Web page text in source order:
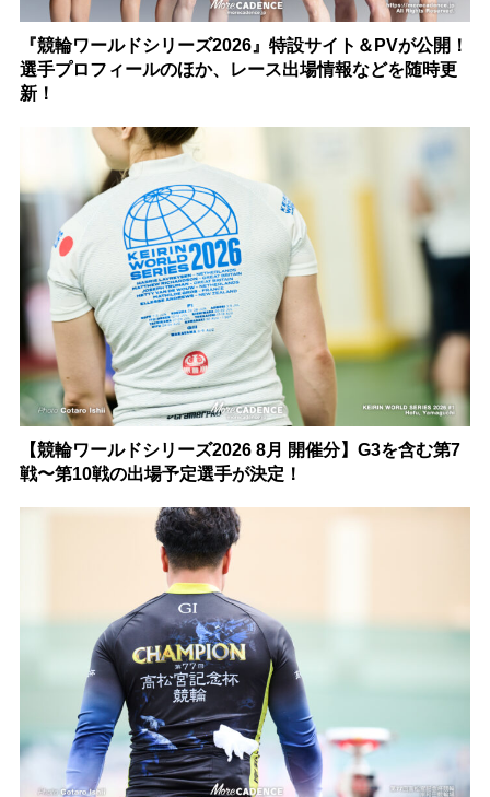
『競輪ワールドシリーズ2026』特設サイト＆PVが公開！
選手プロフィールのほか、レース出場情報などを随時更
新！
【競輪ワールドシリーズ2026 8月 開催分】G3を含む第7
戦〜第10戦の出場予定選手が決定！